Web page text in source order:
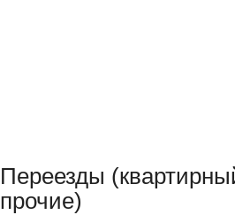
Переезды
прочие)